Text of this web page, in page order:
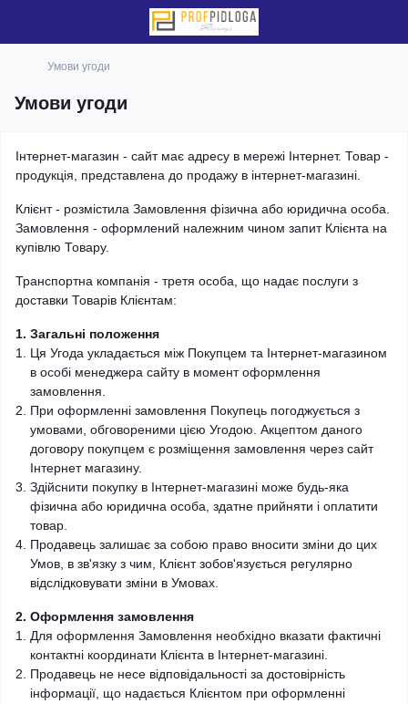
Умови угоди
Умови угоди
Інтернет-магазин - сайт має адресу в мережі Інтернет. Товар -
продукція, представлена до продажу в інтернет-магазині.
Клієнт - розмістила Замовлення фізична або юридична особа.
Замовлення - оформлений належним чином запит Клієнта на
купівлю Товару.
Транспортна компанія - третя особа, що надає послуги з
доставки Товарів Клієнтам:
1. Загальні положення
Ця Угода укладається між Покупцем та Інтернет-магазином
в особі менеджера сайту в момент оформлення
замовлення.
При оформленні замовлення Покупець погоджується з
умовами, обговореними цією Угодою. Акцептом даного
договору покупцем є розміщення замовлення через сайт
Інтернет магазину.
Здійснити покупку в Інтернет-магазині може будь-яка
фізична або юридична особа, здатне прийняти і оплатити
товар.
Продавець залишає за собою право вносити зміни до цих
Умов, в зв'язку з чим, Клієнт зобов'язується регулярно
відслідковувати зміни в Умовах.
2. Оформлення замовлення
Для оформлення Замовлення необхідно вказати фактичні
контактні координати Клієнта в Інтернет-магазині.
Продавець не несе відповідальності за достовірність
інформації, що надається Клієнтом при оформленні